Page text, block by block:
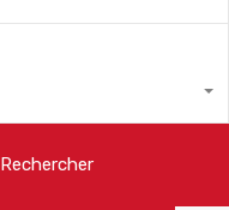
Rechercher